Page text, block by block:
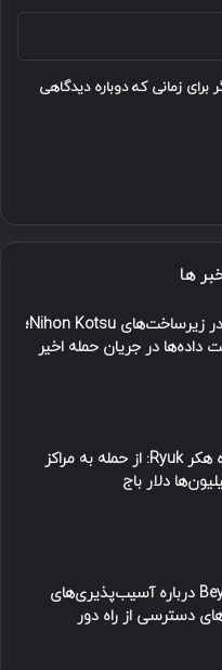
برای زمانی که دوباره دیدگاهی
ها
آلودگی به بدافزار در زیرساخت‌های Nihon Kotsu؛
داده‌ها در جریان حمله اخیر
اعتراف تکان‌دهنده هکر Ryuk: از حمله به مراکز
دلار باج
هشدار BeyondTrust درباره آسیب‌پذیری‌های
دسترسی از راه دور